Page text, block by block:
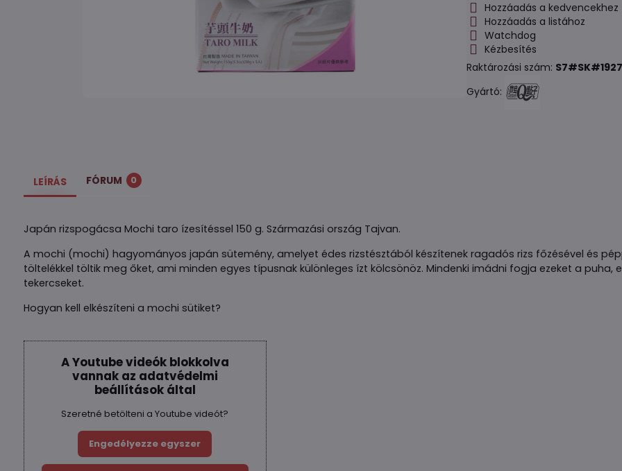
Hozzáadás a kedvencekhez
Hozzáadás a listához
Watchdog
Kézbesítés
Raktározási szám:
Gyártó:
LEÍRÁS FÓRUM 0
Japán rizspogácsa Mochi taro ízesítéssel 150 g. Származási ország Tajvan.
A mochi (mochi) hagyományos japán sütemény, amelyet édes rizstésztából készítenek ragadós rizs főzésével és
töltelékkel töltik meg őket, ami minden egyes típusnak különleges ízt kölcsönöz. Mindenki imádni fogja ezeket a
tekercseket.
Hogyan kell elkészíteni a mochi sütiket?
A Youtube videók blokkolva
vannak az adatvédelmi
beállítások által
Szeretné betölteni a Youtube videót?
Engedélyezze egyszer